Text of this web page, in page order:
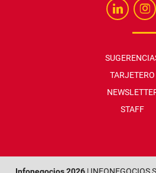
TARJETERO
STAFF